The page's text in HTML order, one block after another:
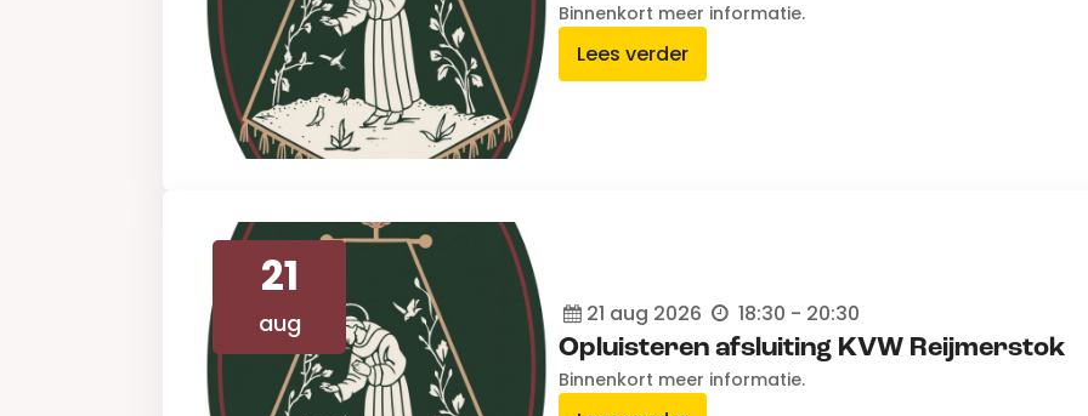
Binnenkort meer informatie.
Lees verder
21
aug 21 aug 2026 18:30 - 20:30
Opluisteren afsluiting KVW Reijmerstok
Binnenkort meer informatie.